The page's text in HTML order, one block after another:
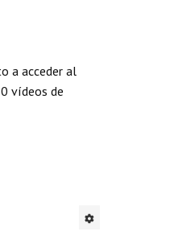
a acceder al
vídeos de